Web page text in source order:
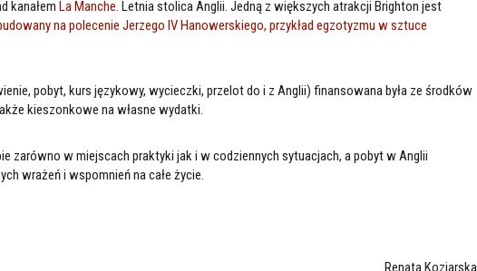
kanałem La Manche . Letnia stolica Anglii. Jedną z większych atrakcji Brighton jest
na polecenie Jerzego IV Hanowerskiego, przykład egzotyzmu w sztuce
pobyt, kurs językowy, wycieczki, przelot do i z Anglii) finansowana była ze środków
kieszonkowe na własne wydatki.
zarówno w miejscach praktyki jak i w codziennych sytuacjach, a pobyt w Anglii
wrażeń i wspomnień na całe życie.
Renata Koziarska